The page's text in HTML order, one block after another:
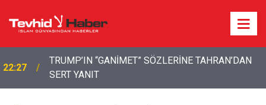
22:13 İbrahimî Bir Seda: Uluslararası Filistin Konvoyu